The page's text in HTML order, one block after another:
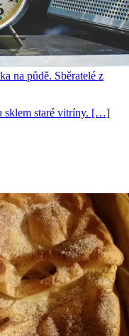
na půdě. Sběratelé z
sklem staré vitríny. […]